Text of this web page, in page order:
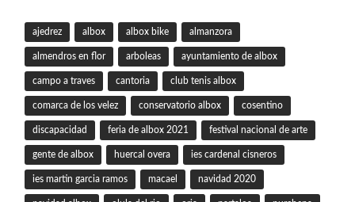
ajedrez albox albox bike almanzora
almendros en flor arboleas ayuntamiento de albox
campo a traves cantoria club tenis albox
comarca de los velez conservatorio albox cosentino
discapacidad feria de albox 2021 festival nacional de arte
gente de albox huercal overa ies cardenal cisneros
ies martin garcia ramos macael navidad 2020